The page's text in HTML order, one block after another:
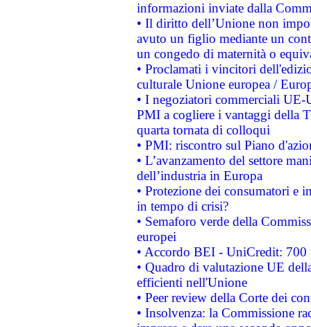
informazioni inviate dalla
• Il diritto dell’Unione non
avuto un figlio mediante un
un congedo di maternità o
• Proclamati i vincitori
culturale Unione europea /
• I negoziatori commerciali UE-
PMI a cogliere i vantaggi della
quarta tornata di colloqui
• PMI: riscontro sul Piano
• L’avanzamento del settore
dell’industria in Europa
• Protezione dei consumatori e
in tempo di crisi?
• Semaforo verde della
europei
• Accordo BEI - UniCredit:
• Quadro di valutazione UE
efficienti nell'Unione
• Peer review della Corte dei
• Insolvenza: la Commissione